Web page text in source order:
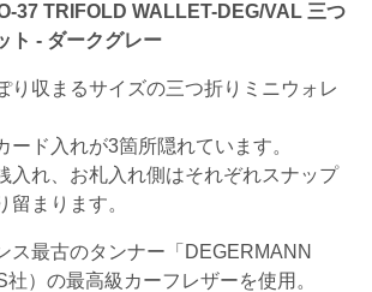
37 TRIFOLD WALLET-DEG/VAL 三つ
ト - ダークグレー
り収まるサイズの三つ折りミニウォレ
ード入れが3箇所隠れています。
入れ、お札入れ側はそれぞれスナップ
留まります。
ス最古のタンナー「DEGERMANN
）の最高級カーフレザーを使用。